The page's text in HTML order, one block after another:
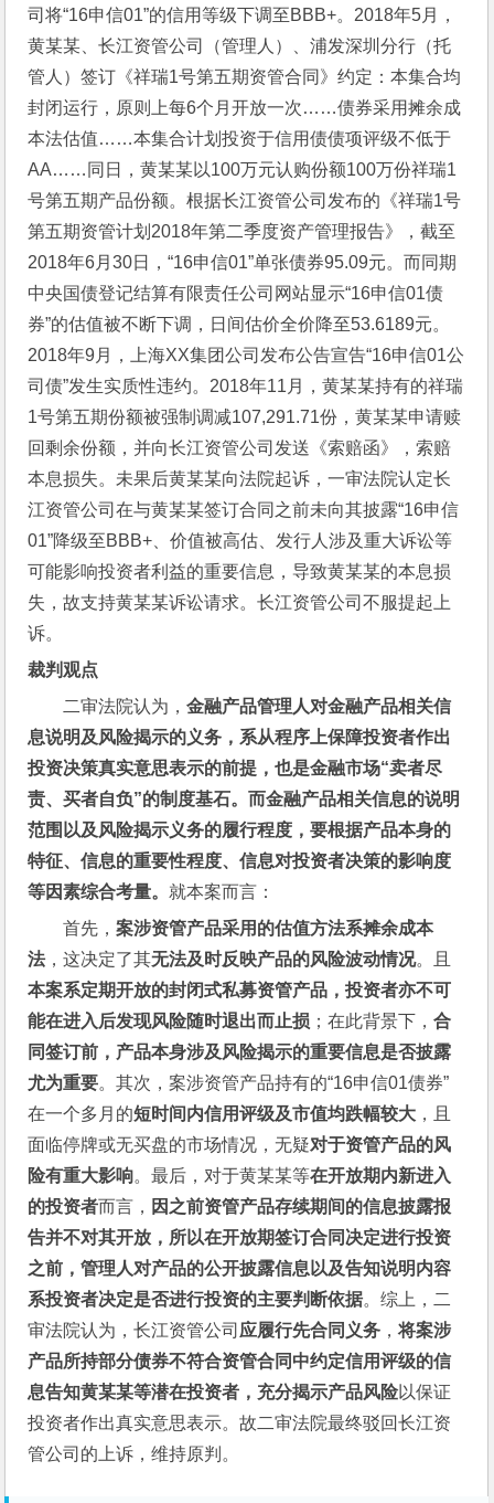
司将“16申信01”的信用等级下调至BBB+。2018年5月，
黄某某、长江资管公司（管理人）、浦发深圳分行（托
管人）签订《祥瑞1号第五期资管合同》约定：本集合均
封闭运行，原则上每6个月开放一次……债券采用摊余成
本法估值……本集合计划投资于信用债债项评级不低于
AA……同日，黄某某以100万元认购份额100万份祥瑞1
号第五期产品份额。根据长江资管公司发布的《祥瑞1号
第五期资管计划2018年第二季度资产管理报告》，截至
2018年6月30日，“16申信01”单张债券95.09元。而同期
中央国债登记结算有限责任公司网站显示“16申信01债
券”的估值被不断下调，日间估价全价降至53.6189元。
2018年9月，上海XX集团公司发布公告宣告“16申信01公
司债”发生实质性违约。2018年11月，黄某某持有的祥瑞
1号第五期份额被强制调减107,291.71份，黄某某申请赎
回剩余份额，并向长江资管公司发送《索赔函》，索赔
本息损失。未果后黄某某向法院起诉，一审法院认定长
江资管公司在与黄某某签订合同之前未向其披露“16申信
01”降级至BBB+、价值被高估、发行人涉及重大诉讼等
可能影响投资者利益的重要信息，导致黄某某的本息损
失，故支持黄某某诉讼请求。长江资管公司不服提起上
诉。
裁判观点
二审法院认为，金融产品管理人对金融产品相关信
息说明及风险揭示的义务，系从程序上保障投资者作出
投资决策真实意思表示的前提，也是金融市场“卖者尽
责、买者自负”的制度基石。而金融产品相关信息的说明
范围以及风险揭示义务的履行程度，要根据产品本身的
特征、信息的重要性程度、信息对投资者决策的影响度
等因素综合考量。 就本案而言：
首先，案涉资管产品采用的估值方法系摊余成本
法，这决定了其无法及时反映产品的风险波动情况。且
本案系定期开放的封闭式私募资管产品，投资者亦不可
能在进入后发现风险随时退出而止损 ；在此背景下，合
同签订前，产品本身涉及风险揭示的重要信息是否披露
尤为重要。其次，案涉资管产品持有的“16申信01债券”
在一个多月的短时间内信用评级及市值均跌幅较大 ，且
面临停牌或无买盘的市场情况，无疑对于资管产品的风
险有重大影响。最后，对于黄某某等在开放期内新进入
的投资者而言， 因之前资管产品存续期间的信息披露报
告并不对其开放，所以在开放期签订合同决定进行投资
之前，管理人对产品的公开披露信息以及告知说明内容
系投资者决定是否进行投资的主要判断依据。综上，二
审法院认为，长江资管公司 应履行先合同义务 ，将案涉
产品所持部分债券不符合资管合同中约定信用评级的信
息告知黄某某等潜在投资者，充分揭示产品风险以保证
投资者作出真实意思表示。故二审法院最终驳回长江资
管公司的上诉，维持原判。